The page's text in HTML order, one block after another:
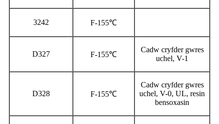
3242 F-155℃
D327 F-155℃
Cadw cryfder gwres
uchel, V-1
D328 F-155℃
Cadw cryfder gwres
uchel, V-0, UL, resin
bensoxasin